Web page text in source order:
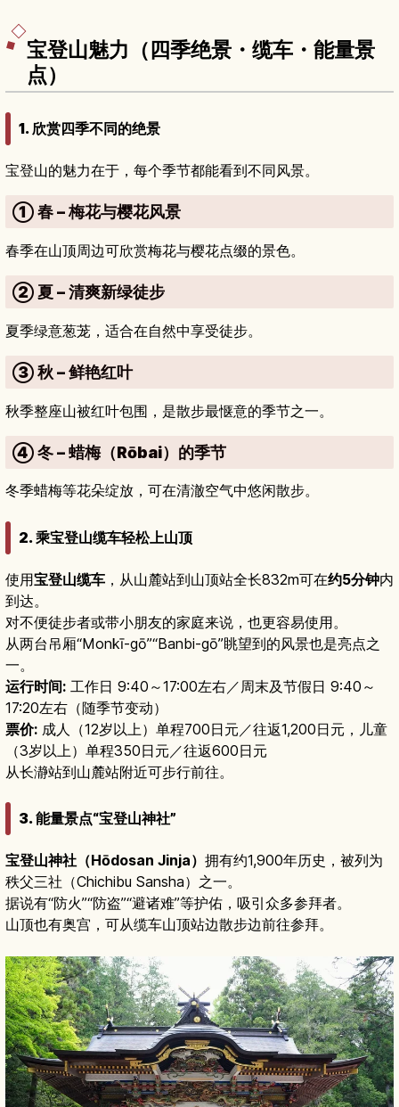
宝登山魅力（四季绝景・缆车・能量景
点）
1. 欣赏四季不同的绝景
宝登山的魅力在于，每个季节都能看到不同风景。
① 春 – 梅花与樱花风景
春季在山顶周边可欣赏梅花与樱花点缀的景色。
② 夏 – 清爽新绿徒步
夏季绿意葱茏，适合在自然中享受徒步。
③ 秋 – 鲜艳红叶
秋季整座山被红叶包围，是散步最惬意的季节之一。
④ 冬 – 蜡梅（Rōbai）的季节
冬季蜡梅等花朵绽放，可在清澈空气中悠闲散步。
2. 乘宝登山缆车轻松上山顶
使用宝登山缆车 ，从山麓站到山顶站全长832m可在约5分钟内
到达。
对不便徒步者或带小朋友的家庭来说，也更容易使用。
从两台吊厢“Monkī-gō”“Banbi-gō”眺望到的风景也是亮点之
一。
运行时间: 工作日 9:40～17:00左右／周末及节假日 9:40～
17:20左右（随季节变动）
票价: 成人（12岁以上）单程700日元／往返1,200日元，儿童
（3岁以上）单程350日元／往返600日元
从长瀞站到山麓站附近可步行前往。
3. 能量景点“宝登山神社”
宝登山神社（Hōdosan Jinja） 拥有约1,900年历史，被列为
秩父三社（Chichibu Sansha）之一。
据说有“防火”“防盗”“避诸难”等护佑，吸引众多参拜者。
山顶也有奥宫，可从缆车山顶站边散步边前往参拜。